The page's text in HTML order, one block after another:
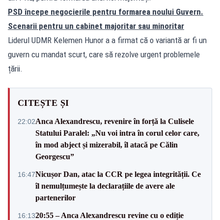
PSD începe negocierile pentru formarea noului Guvern.
Scenarii pentru un cabinet majoritar sau minoritar
Liderul UDMR Kelemen Hunor a a firmat că o variantă ar fi un
guvern cu mandat scurt, care să rezolve urgent problemele
țării.
CITEȘTE ȘI
22:02Anca Alexandrescu, revenire în forță la Culisele
Statului Paralel: „Nu voi intra în corul celor care,
în mod abject și mizerabil, îl atacă pe Călin
Georgescu”
16:47Nicușor Dan, atac la CCR pe legea integrității. Ce
îl nemulțumește la declarațiile de avere ale
partenerilor
16:1320:55 – Anca Alexandrescu revine cu o ediție